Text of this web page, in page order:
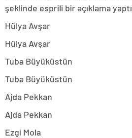
şeklinde esprili bir açıklama yaptı.
Hülya Avşar
Hülya Avşar
Tuba Büyüküstün
Tuba Büyüküstün
Ajda Pekkan
Ajda Pekkan
Ezgi Mola